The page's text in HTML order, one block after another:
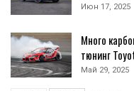
Июн 17, 2025
Много
тюнинг
Май 29, 2025